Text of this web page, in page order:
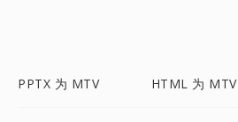
PPTX 为 MTV HTML 为 MTV